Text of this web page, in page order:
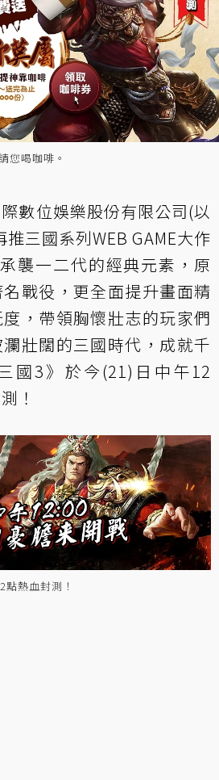
您喝咖啡。
數位娛樂股份有限公司(以
三國系列WEB GAME大作
襲一二代的經典元素，原
戰役，更全面提升畫面精
，帶領胸懷壯志的玩家們
壯闊的三國時代，成就千
國3》於今(21)日中午12
！
熱血封測！